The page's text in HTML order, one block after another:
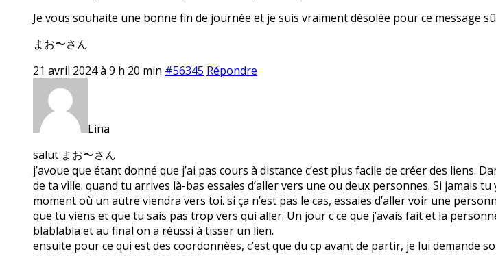
Je vous souhaite une bonne fin de journée et je suis vraiment désolée pour ce message
まお〜さん
21 avril 2024 à 9 h 20 min #56345 Répondre
Lina
salut まお〜さん
j’avoue que étant donné que j’ai pas cours à distance c’est plus facile de créer des liens.
de ta ville. quand tu arrives là-bas essaies d’aller vers une ou deux personnes. Si jamais
moment où un autre viendra vers toi. si ça n’est pas le cas, essaies d’aller voir une
que tu viens et que tu sais pas trop vers qui aller. Un jour c ce que j’avais fait et la
blablabla et au final on a réussi à tisser un lien.
ensuite pour ce qui est des coordonnées, c’est que du cp avant de partir, je lui demande